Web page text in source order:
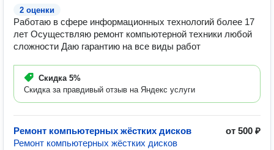
2 оценки
Работаю в сфере информационных технологий более 17
лет Осуществляю ремонт компьютерной техники любой
сложности Даю гарантию на все виды работ
Скидка 5%
Скидка за правдивый отзыв на Яндекс услуги
Ремонт компьютерных жёстких дисков
от 500 ₽
Ремонт компьютерных жёстких дисков